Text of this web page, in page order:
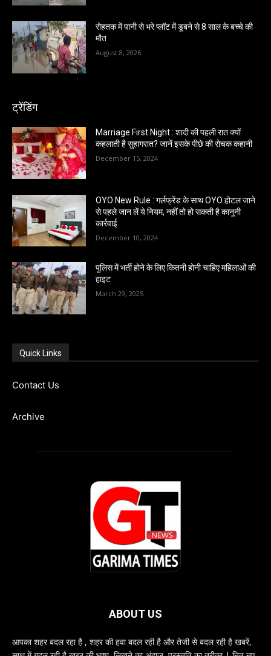
रोहतक में पानी से भरे प्लॉट में डूबने से 8 साल के बच्चे की
मौत
August 8, 2026
ट्रेंडिंग
Marriage First Night : शादी की पहली रात क्यों
कहलाती है सुहागरात? जानें इसके पीछे की रोचक कहानी
December 15, 2024
OYO New Rule : गर्लफ्रेंड के साथ OYO होटल जाने
से पहले जान लें ये नियम, नहीं तो हो सकती है कानूनी
कार्रवाई
December 10, 2024
पुलिस में भर्ती होने के लिए कितनी होनी चाहिए महिलाओं की
हाइट
March 29, 2025
Quick Links
Contact Us
Archive
ABOUT US
आपका शहर बदल रहा है , शहर की हवा बदल रही है और तेजी से बदल रही है खबरें,